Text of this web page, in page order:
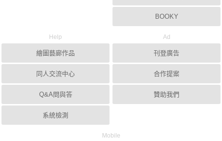
BOOKY
Help
繪圖藝廊作品
同人交流中心
Q&A問與答
系統檢測
Ad
刊登廣告
合作提案
贊助我們
Mobile